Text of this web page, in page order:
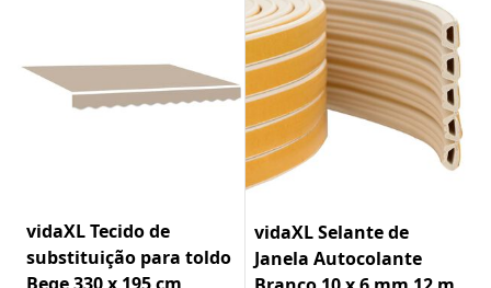
vidaXL Tecido de
substituição para toldo
vidaXL Selante de
Janela Autocolante